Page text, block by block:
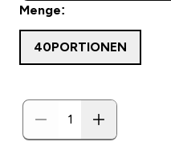
Menge:
40PORTIONEN